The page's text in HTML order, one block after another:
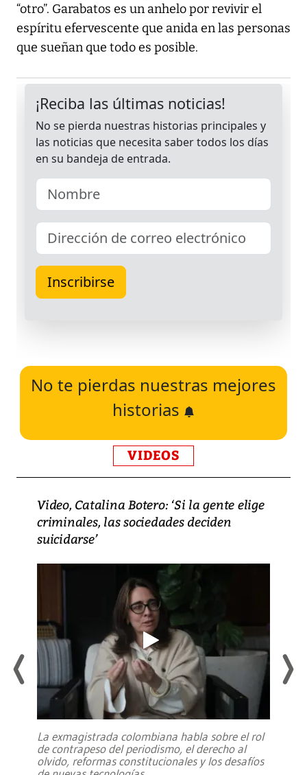
“otro”. Garabatos es un anhelo por revivir el
espíritu efervescente que anida en las personas
que sueñan que todo es posible.
No te pierdas nuestras mejores
historias
VIDEOS
Video, Catalina Botero: ‘Si la gente elige
criminales, las sociedades deciden
suicidarse’
La exmagistrada colombiana habla sobre el rol
de contrapeso del periodismo, el derecho al
olvido, reformas constitucionales y los desafíos